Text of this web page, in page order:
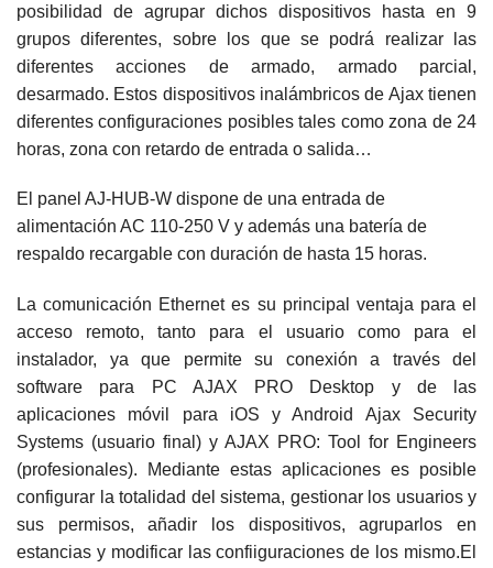
posibilidad de agrupar dichos dispositivos hasta en 9
grupos diferentes, sobre los que se podrá realizar las
diferentes acciones de armado, armado parcial,
desarmado. Estos dispositivos inalámbricos de Ajax tienen
diferentes configuraciones posibles tales como zona de 24
horas, zona con retardo de entrada o salida…
El panel AJ-HUB-W dispone de una entrada de
alimentación AC 110-250 V y además una batería de
respaldo recargable con duración de hasta 15 horas.
La comunicación Ethernet es su principal ventaja para el
acceso remoto, tanto para el usuario como para el
instalador, ya que permite su conexión a través del
software para PC AJAX PRO Desktop y de las
aplicaciones móvil para iOS y Android Ajax Security
Systems (usuario final) y AJAX PRO: Tool for Engineers
(profesionales). Mediante estas aplicaciones es posible
configurar la totalidad del sistema, gestionar los usuarios y
sus permisos, añadir los dispositivos, agruparlos en
estancias y modificar las confiiguraciones de los mismo.El